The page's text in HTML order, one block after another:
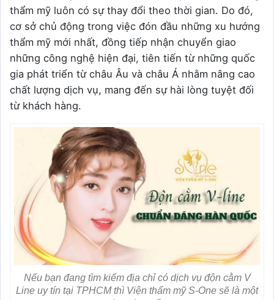
thẩm mỹ luôn có sự thay đổi theo thời gian. Do đó,
cơ sở chủ động trong việc đón đầu những xu hướng
thẩm mỹ mới nhất, đồng tiếp nhận chuyển giao
những công nghệ hiện đại, tiên tiến từ những quốc
gia phát triển từ châu Âu và châu Á nhằm nâng cao
chất lượng dịch vụ, mang đến sự hài lòng tuyệt đối
từ khách hàng.
Nếu bạn đang tìm kiếm địa chỉ có dịch vụ độn cằm V
Line uy tín tại TPHCM thì Viện thẩm mỹ S-One sẽ là một